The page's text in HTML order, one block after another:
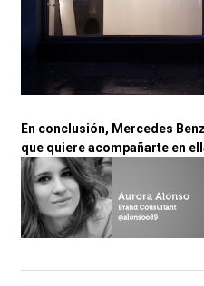
En conclusión, Mercedes
que quiere acompañarte en